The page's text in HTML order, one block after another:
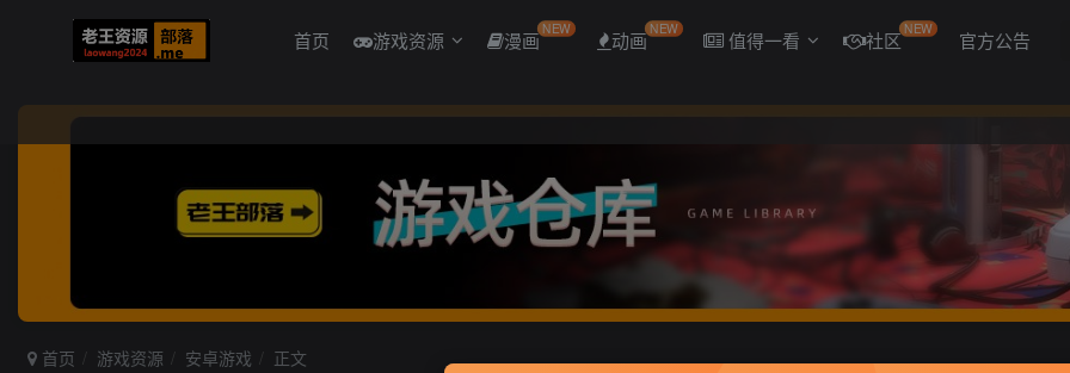
首页 游戏资源 漫画NEW 动画 NEW 值得一看 社区NEW 官方公告
首页 游戏资源 安卓游戏 正文